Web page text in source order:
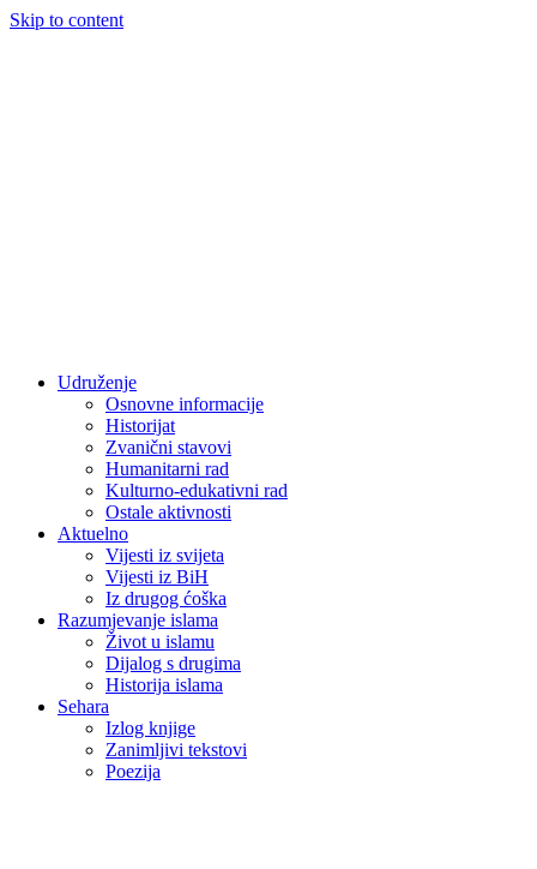
Skip to content
Udruženje
Osnovne informacije
Historijat
Zvanični stavovi
Humanitarni rad
Kulturno-edukativni rad
Ostale aktivnosti
Aktuelno
Vijesti iz svijeta
Vijesti iz BiH
Iz drugog ćoška
Razumjevanje islama
Život u islamu
Dijalog s drugima
Historija islama
Sehara
Izlog knjige
Zanimljivi tekstovi
Poezija